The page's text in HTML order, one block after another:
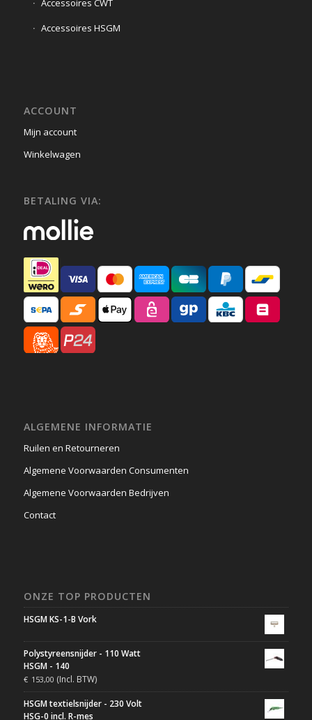
Accessoires CWT
Accessoires HSGM
ACCOUNT
Mijn account
Winkelwagen
BETALING VIA:
ALGEMENE INFORMATIE
Ruilen en Retourneren
Algemene Voorwaarden Consumenten
Algemene Voorwaarden Bedrijven
Contact
ONZE TOP PRODUCTEN
HSGM KS-1-B Vork
Polystyreensnijder - 110 Watt
HSGM - 140
€ 153,00 (Incl. BTW)
HSGM textielsnijder - 230 Volt
HSG-0 incl. R-mes